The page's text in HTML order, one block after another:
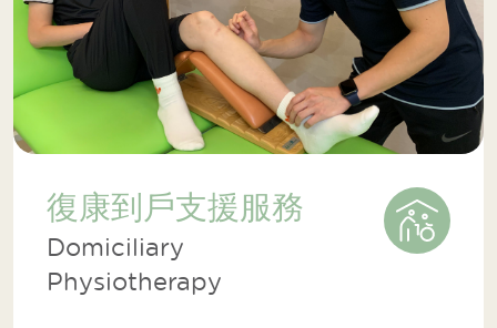
復康到戶支援服務
Domiciliary
Physiotherapy